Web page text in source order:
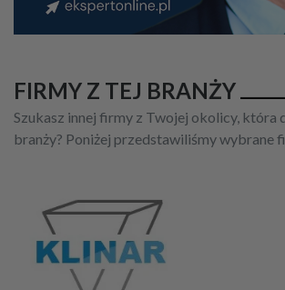
FIRMY Z TEJ BRANŻY
Szukasz innej firmy z Twojej okolicy, która
branży? Poniżej przedstawiliśmy wybrane